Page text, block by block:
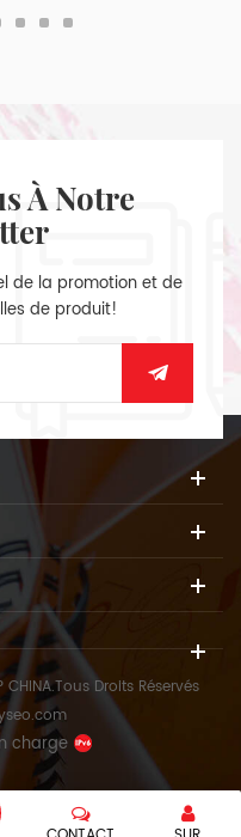
de la promotion et de
de produit!
Droits Réservés
charge